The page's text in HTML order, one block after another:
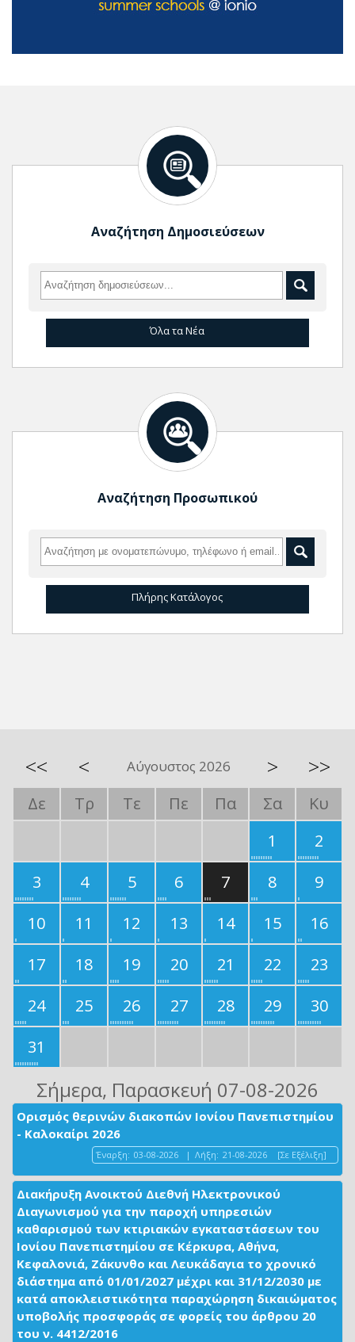
Αναζήτηση Δημοσιεύσεων
Όλα τα Νέα
Αναζήτηση Προσωπικού
Πλήρης Κατάλογος
<< < Αύγουστος 2026 > >>
Δε Τρ Τε Πε Πα Σα
Κυ
1
2
3
4 5 6 7 8
9
10
11 12 13 14 15
16
17
18 19 20 21 22
23
24
25 26 27 28 29
30
31
Σήμερα, Παρασκευή 07-08-2026
Ορισμός θερινών διακοπών Ιονίου Πανεπιστημίου
- Καλοκαίρι 2026
Έναρξη: 03-08-2026 | Λήξη: 21-08-2026 [Σε Εξέλιξη]
Διακήρυξη Ανοικτού Διεθνή Ηλεκτρονικού
Διαγωνισμού για την παροχή υπηρεσιών
καθαρισμού των κτιριακών εγκαταστάσεων του
Ιονίου Πανεπιστημίου σε Κέρκυρα, Αθήνα,
Κεφαλονιά, Ζάκυνθο και Λευκάδαγια το χρονικό
διάστημα από 01/01/2027 μέχρι και 31/12/2030 με
κατά αποκλειστικότητα παραχώρηση δικαιώματος
υποβολής προσφοράς σε φορείς του άρθρου 20
του ν. 4412/2016